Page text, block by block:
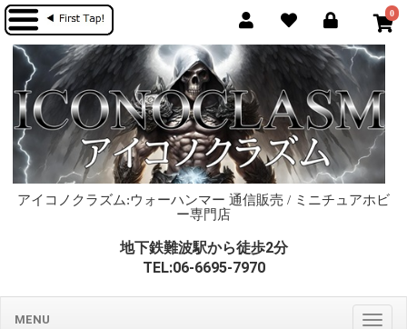
0
アイコノクラズム:ウォーハンマー 通信販売 / ミニチュアホビ
ー専門店
地下鉄難波駅から徒歩2分
TEL:06-6695-7970
MENU